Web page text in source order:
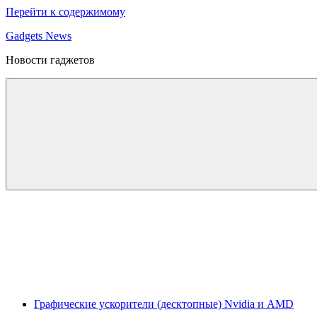
Перейти к содержимому
Gadgets News
Новости гаджетов
Графические ускорители (десктопные) Nvidia и AMD